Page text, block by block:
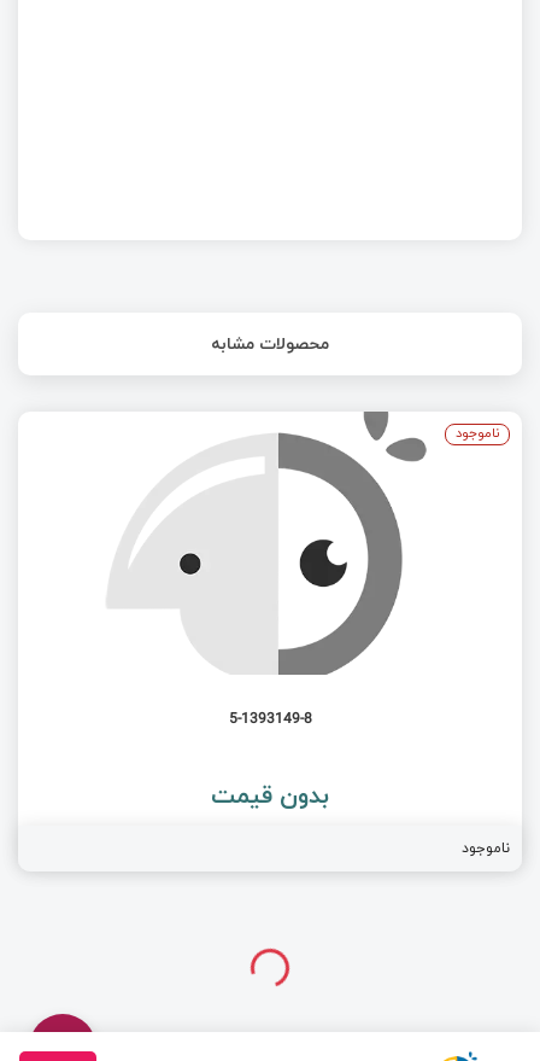
محصولات مشابه
5-1393149-8
بدون قیمت
ناموجود
ناموجود